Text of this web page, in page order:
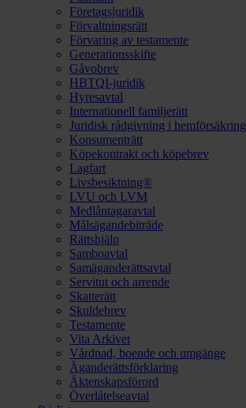
Företagsjuridik
Förvaltningsrätt
Förvaring av testamente
Generationsskifte
Gåvobrev
HBTQI-juridik
Hyresavtal
Internationell familjerätt
Juridisk rådgivning i hemförsäkring
Konsumenträtt
Köpekontrakt och köpebrev
Lagfart
Livsbesiktning®
LVU och LVM
Medlåntagaravtal
Målsägandebiträde
Rättshjälp
Samboavtal
Samäganderättsavtal
Servitut och arrende
Skatterätt
Skuldebrev
Testamente
Vita Arkivet
Vårdnad, boende och umgänge
Äganderättsförklaring
Äktenskapsförord
Överlåtelseavtal